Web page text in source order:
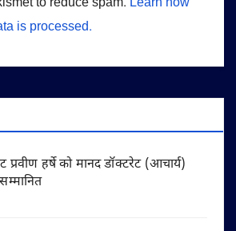
to reduce spam. Learn how
is processed.
हर्षे को मानद डॉक्टरेट (आचार्य)